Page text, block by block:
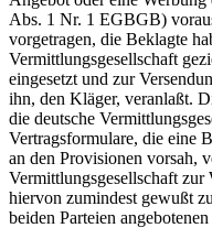
Abs. 1 Nr. 1 EGBGB)
vorgetragen, die Beklagte
Vermittlungsgesellschaft
eingesetzt und zur
ihn, den Kläger, veranlaßt.
die deutsche
Vertragsformulare, die eine
an den Provisionen vorsah,
Vermittlungsgesellschaft
hiervon zumindest gewußt
beiden Parteien